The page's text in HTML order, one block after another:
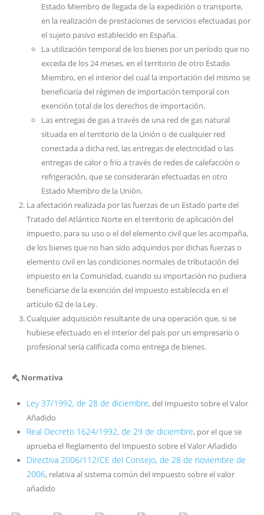
Estado Miembro de llegada de la expedición o transporte,
en la realización de prestaciones de servicios efectuadas por
el sujeto pasivo establecido en España.
La utilización temporal de los bienes por un período que no
exceda de los 24 meses, en el territorio de otro Estado
Miembro, en el interior del cual la importación del mismo se
beneficiaría del régimen de importación temporal con
exención total de los derechos de importación.
Las entregas de gas a través de una red de gas natural
situada en el territorio de la Unión o de cualquier red
conectada a dicha red, las entregas de electricidad o las
entregas de calor o frío a través de redes de calefacción o
refrigeración, que se considerarán efectuadas en otro
Estado Miembro de la Unión.
La afectación realizada por las fuerzas de un Estado parte del
Tratado del Atlántico Norte en el territorio de aplicación del
impuesto, para su uso o el del elemento civil que les acompaña,
de los bienes que no han sido adquiridos por dichas fuerzas o
elemento civil en las condiciones normales de tributación del
impuesto en la Comunidad, cuando su importación no pudiera
beneficiarse de la exención del impuesto establecida en el
artículo 62 de la Ley.
Cualquier adquisición resultante de una operación que, si se
hubiese efectuado en el interior del país por un empresario o
profesional sería calificada como entrega de bienes.
Normativa
Ley 37/1992, de 28 de diciembre, del Impuesto sobre el Valor
Añadido
Real Decreto 1624/1992, de 29 de diciembre, por el que se
aprueba el Reglamento del Impuesto sobre el Valor Añadido
Directiva 2006/112/CE del Consejo, de 28 de noviembre de
2006, relativa al sistema común del impuesto sobre el valor
añadido